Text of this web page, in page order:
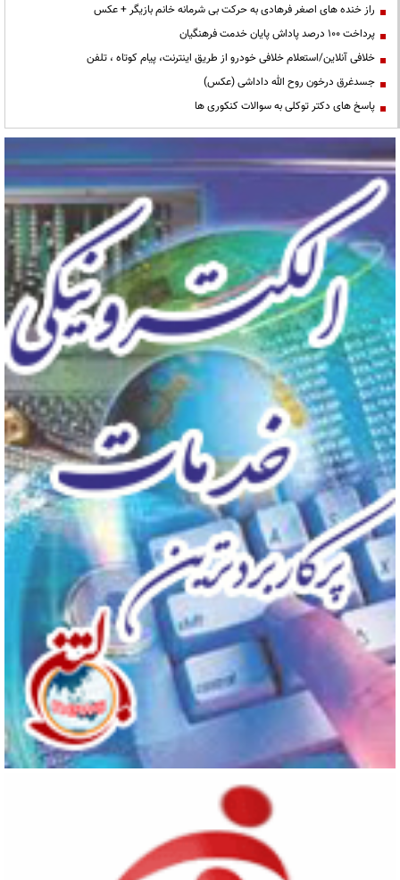
راز خنده های اصغر فرهادی به حرکت بی شرمانه خانم بازیگر + عکس
پرداخت ۱۰۰ درصد پاداش پایان خدمت فرهنگیان
خلافی آنلاین/استعلام خلافی خودرو از طریق اینترنت، پیام کوتاه ، تلفن
جسدغرق درخون روح الله داداشی (عکس)
پاسخ های دکتر توکلی به سوالات کنکوری ها